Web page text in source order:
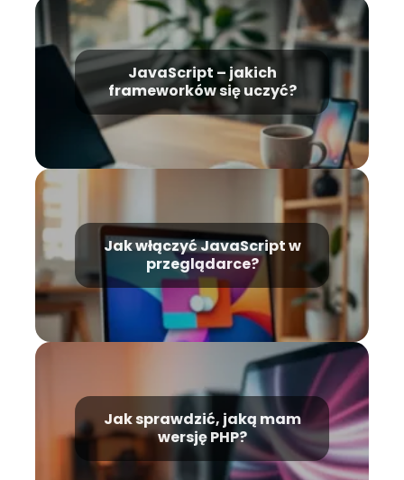
JavaScript – jakich
frameworków się uczyć?
Jak włączyć JavaScript w
przeglądarce?
Jak sprawdzić, jaką mam
wersję PHP?